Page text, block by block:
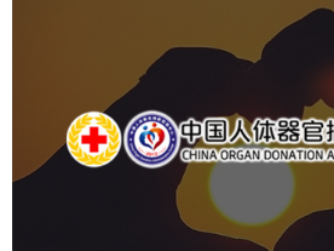
中国人体器官捐
国企 品牌官网